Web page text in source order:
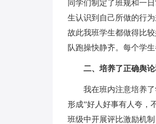
同学们制定了班规和一
生认识到自己所做的行
故此我班学生都做得比
队跑操快静齐。每个学
二、培养了正确舆论
我在班内注意培养了
形成”好人好事有人夸，
班级中开展评比激励机